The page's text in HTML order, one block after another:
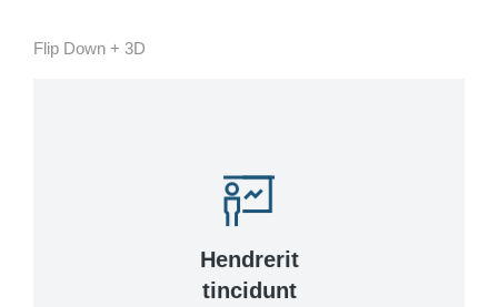
Flip Down + 3D
Hendrerit
tincidunt
Curabitur lacinia, sapien et hendrerit
tincidunt, ante urna interdum nunc, quis
venenatis quam ipsum ac velit.
View Details